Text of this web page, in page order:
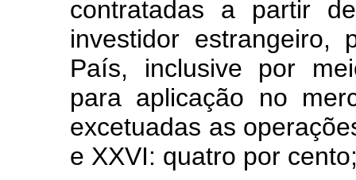
contratadas a partir
investidor estrangeiro,
País, inclusive por
para aplicação no
excetuadas as
e XXVI: quatro por